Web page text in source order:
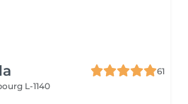
61
L-1140